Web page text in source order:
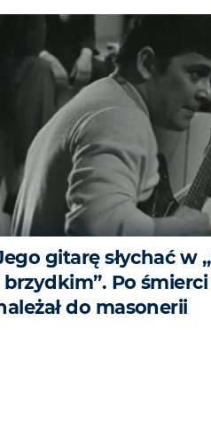
gitarę słychać w
brzydkim”. Po śmierci
do masonerii